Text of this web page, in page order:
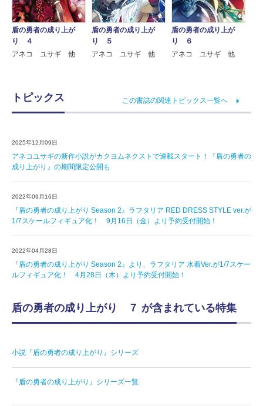
盾の勇者の成り上が
り ４
アネコ ユサギ 他
盾の勇者の成り上が
り ５
アネコ ユサギ 他
盾の勇者の成り上が
り ６
アネコ ユサギ 他
トピックス この書誌の関連トピックス一覧へ
2025年12月09日
アネコユサギの新作小説がカクヨムネクストで連載スタート！『盾の勇者の
成り上がり』の期間限定公開も
2022年09月16日
『盾の勇者の成り上がり Season 2』ラフタリア RED DRESS STYLE ver.が
1/7スケールフィギュア化！ 9月16日（金）より予約受付開始！
2022年04月28日
『盾の勇者の成り上がり Season 2』より、ラフタリア 水着Ver.が1/7スケー
ルフィギュア化！ 4月28日（木）より予約受付開始！
盾の勇者の成り上がり ７ が含まれている特集
小説『盾の勇者の成り上がり』シリーズ
『盾の勇者の成り上がり』シリーズ一覧